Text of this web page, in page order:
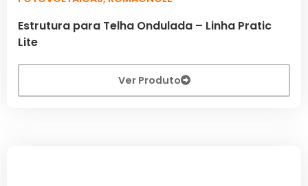
Estrutura para Telha Ondulada – Linha Pratic
Lite
Ver Produto